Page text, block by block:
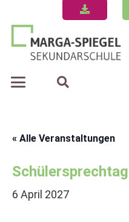
« Alle Veranstaltungen
Schülersprechtag
6 April 2027